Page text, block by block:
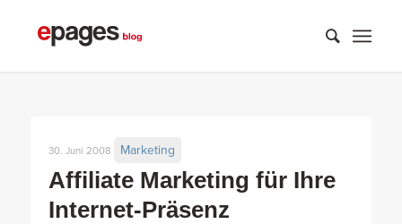
Affiliate Marketing für Ihre
Internet-Präsenz
30. Juni 2008 Marketing